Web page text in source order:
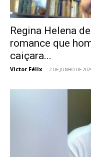
Regina Helena
romance que
caiçara...
Victor Félix - 2 DE JUNHO DE